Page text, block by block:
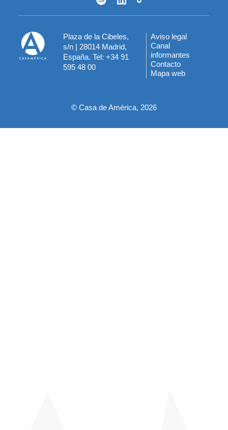
Plaza de la Cibeles,
s/n | 28014 Madrid,
España. Tel: +34 91
595 48 00
Menú
del
pie
Aviso legal
Canal
informantes
Contacto
Mapa web
© Casa de América, 2026